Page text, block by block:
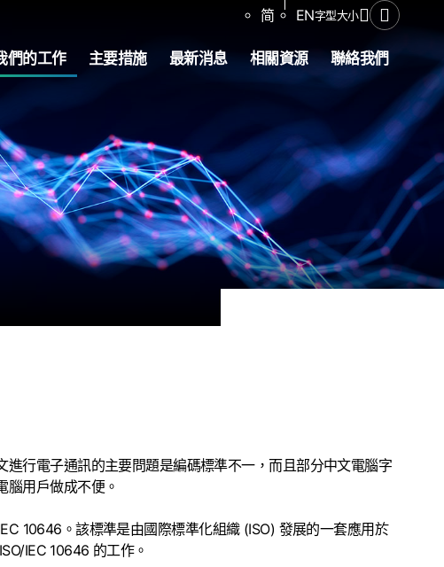
简 EN字型大小分享開啟搜尋
們的工作 主要措施 最新消息 相關資源 聯絡我們
行電子通訊的主要問題是編碼標準不一，而且部分中文電腦字
用戶做成不便。
10646。該標準是由國際標準化組織 (ISO) 發展的一套應用於
IEC 10646 的工作。